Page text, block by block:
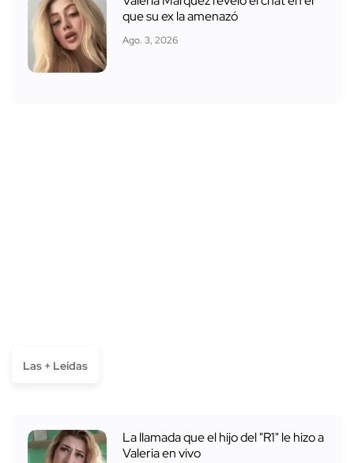
que su ex la amenazó
Ago. 3, 2026
Las + Leídas
La llamada que el hijo del "R1" le hizo a
Valeria en vivo